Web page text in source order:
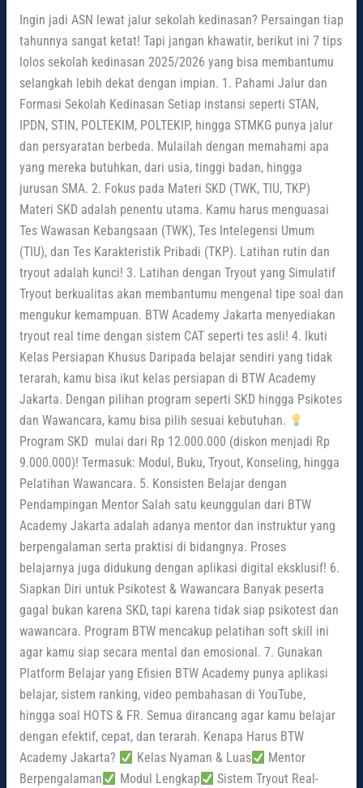
Ingin jadi ASN lewat jalur sekolah kedinasan? Persaingan tiap
tahunnya sangat ketat! Tapi jangan khawatir, berikut ini 7 tips
lolos sekolah kedinasan 2025/2026 yang bisa membantumu
selangkah lebih dekat dengan impian. 1. Pahami Jalur dan
Formasi Sekolah Kedinasan Setiap instansi seperti STAN,
IPDN, STIN, POLTEKIM, POLTEKIP, hingga STMKG punya jalur
dan persyaratan berbeda. Mulailah dengan memahami apa
yang mereka butuhkan, dari usia, tinggi badan, hingga
jurusan SMA. 2. Fokus pada Materi SKD (TWK, TIU, TKP)
Materi SKD adalah penentu utama. Kamu harus menguasai
Tes Wawasan Kebangsaan (TWK), Tes Intelegensi Umum
(TIU), dan Tes Karakteristik Pribadi (TKP). Latihan rutin dan
tryout adalah kunci! 3. Latihan dengan Tryout yang Simulatif
Tryout berkualitas akan membantumu mengenal tipe soal dan
mengukur kemampuan. BTW Academy Jakarta menyediakan
tryout real time dengan sistem CAT seperti tes asli! 4. Ikuti
Kelas Persiapan Khusus Daripada belajar sendiri yang tidak
terarah, kamu bisa ikut kelas persiapan di BTW Academy
Jakarta. Dengan pilihan program seperti SKD hingga Psikotes
dan Wawancara, kamu bisa pilih sesuai kebutuhan.
Program SKD mulai dari Rp 12.000.000 (diskon menjadi Rp
9.000.000)! Termasuk: Modul, Buku, Tryout, Konseling, hingga
Pelatihan Wawancara. 5. Konsisten Belajar dengan
Pendampingan Mentor Salah satu keunggulan dari BTW
Academy Jakarta adalah adanya mentor dan instruktur yang
berpengalaman serta praktisi di bidangnya. Proses
belajarnya juga didukung dengan aplikasi digital eksklusif! 6.
Siapkan Diri untuk Psikotest & Wawancara Banyak peserta
gagal bukan karena SKD, tapi karena tidak siap psikotest dan
wawancara. Program BTW mencakup pelatihan soft skill ini
agar kamu siap secara mental dan emosional. 7. Gunakan
Platform Belajar yang Efisien BTW Academy punya aplikasi
belajar, sistem ranking, video pembahasan di YouTube,
hingga soal HOTS & FR. Semua dirancang agar kamu belajar
dengan efektif, cepat, dan terarah. Kenapa Harus BTW
Academy Jakarta?
Kelas Nyaman & Luas
Mentor
Berpengalaman
Modul Lengkap
Sistem Tryout Real-